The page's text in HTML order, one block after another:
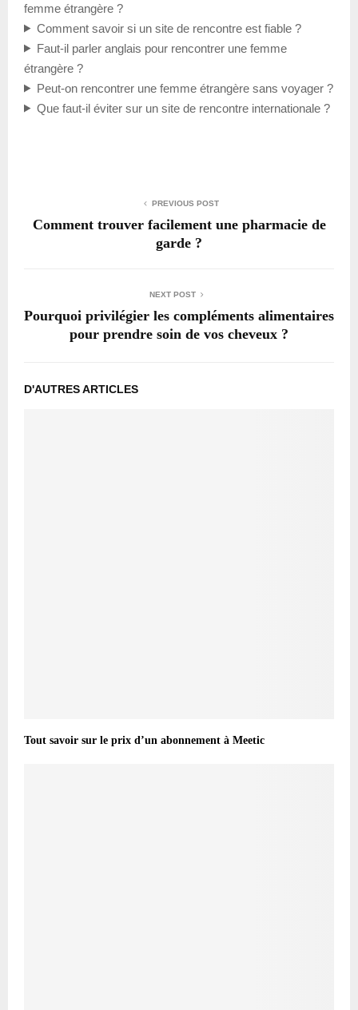
femme étrangère ?
Comment savoir si un site de rencontre est fiable ?
Faut-il parler anglais pour rencontrer une femme
étrangère ?
Peut-on rencontrer une femme étrangère sans voyager ?
Que faut-il éviter sur un site de rencontre internationale ?
PREVIOUS POST
Comment trouver facilement une pharmacie de
garde ?
NEXT POST
Pourquoi privilégier les compléments alimentaires
pour prendre soin de vos cheveux ?
D'AUTRES ARTICLES
Tout savoir sur le prix d’un abonnement à Meetic